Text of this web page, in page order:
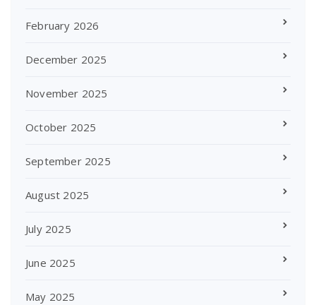
February 2026
December 2025
November 2025
October 2025
September 2025
August 2025
July 2025
June 2025
May 2025